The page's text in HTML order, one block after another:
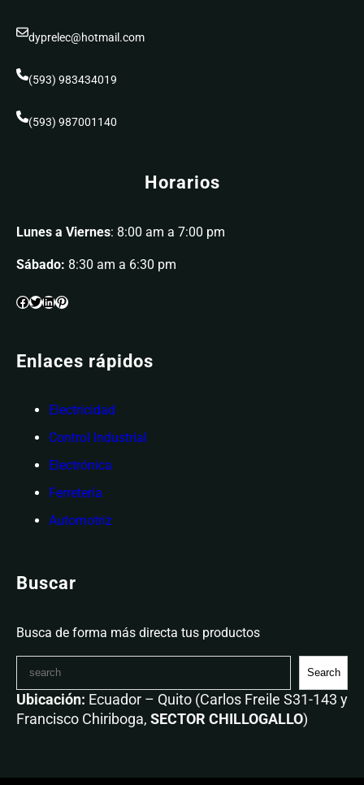
dyprelec@hotmail.com
(593) 983434019
(593) 987001140
Horarios
Lunes a Viernes: 8:00 am a 7:00 pm
Sábado: 8:30 am a 6:30 pm
Enlaces rápidos
Electricidad
Control Industrial
Electrónica
Ferretería
Automotriz
Buscar
Busca de forma más directa tus productos
Search
Ubicación: Ecuador – Quito (Carlos Freile S31-143 y
Francisco Chiriboga, SECTOR CHILLOGALLO)